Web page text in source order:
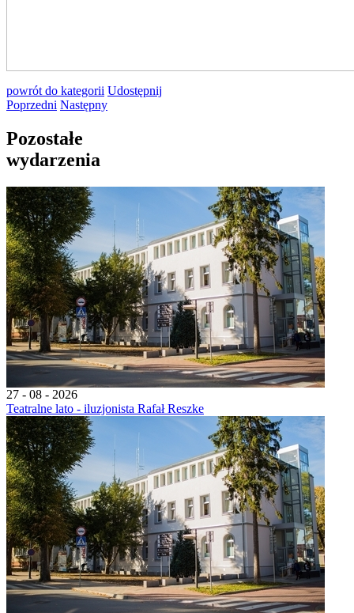
powrót do kategorii Udostępnij
Poprzedni Następny
Pozostałe
wydarzenia
27 - 08 - 2026
Teatralne lato - iluzjonista Rafał Reszke